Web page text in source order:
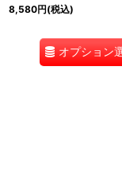
8,580円(税込)
オプション